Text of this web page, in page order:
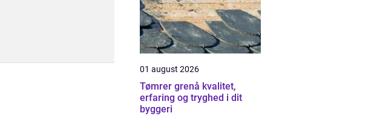
01 august 2026
Tømrer grenå kvalitet,
erfaring og tryghed i dit
byggeri